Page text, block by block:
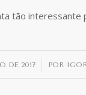
tão interessante
DE 2017
/ POR